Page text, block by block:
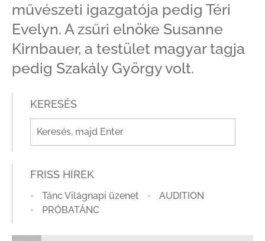
művészeti igazgatója pedig Téri
Evelyn. A zsűri elnöke Susanne
Kirnbauer, a testület magyar tagja
pedig Szakály György volt.
KERESÉS
FRISS HÍREK
Tánc Világnapi üzenet
AUDITION
PRÓBATÁNC